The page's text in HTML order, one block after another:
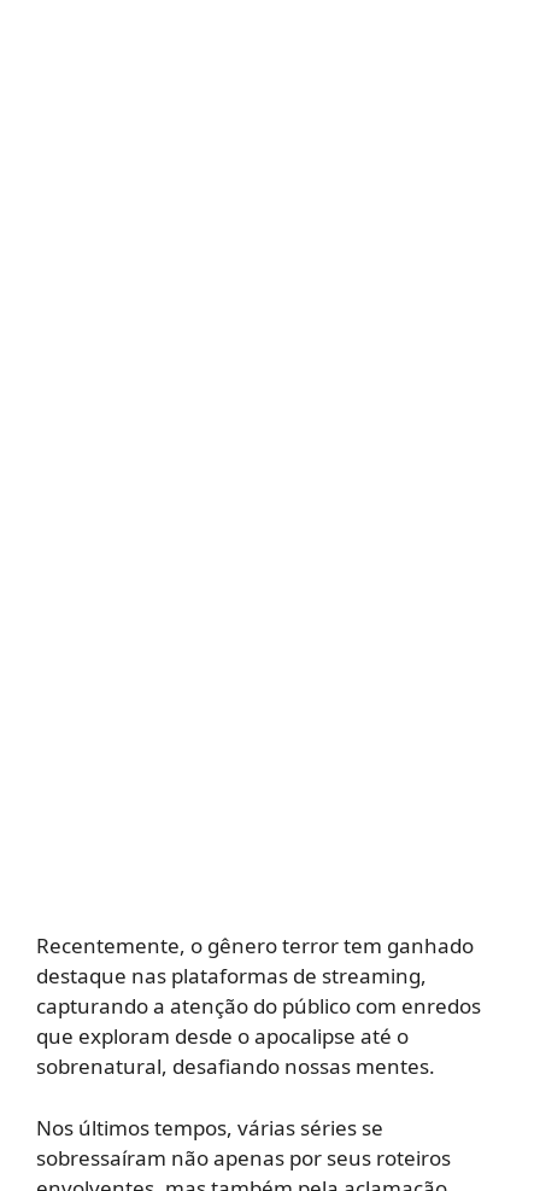
Recentemente, o gênero terror tem ganhado
destaque nas plataformas de streaming,
capturando a atenção do público com enredos
que exploram desde o apocalipse até o
sobrenatural, desafiando nossas mentes.
Nos últimos tempos, várias séries se
sobressaíram não apenas por seus roteiros